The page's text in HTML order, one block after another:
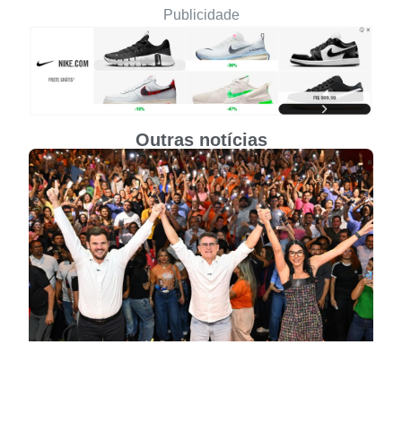
Publicidade
Outras notícias